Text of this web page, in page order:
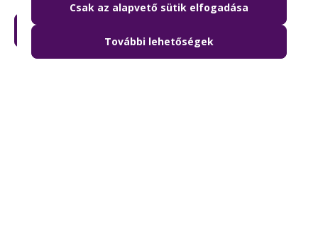
KÉREM A BUDAPEST KÁRTYÁT
Csak az alapvető sütik elfogadása
További lehetőségek